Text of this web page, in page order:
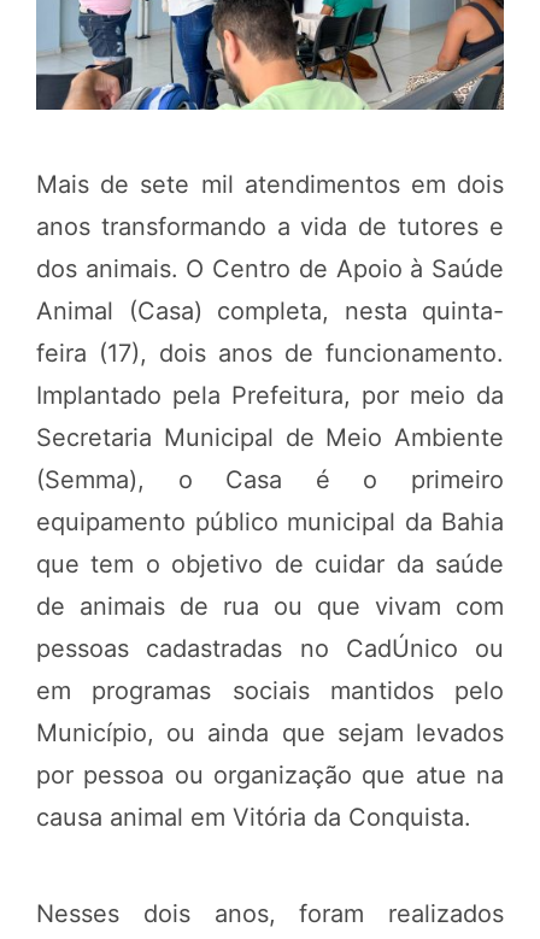
Mais de sete mil atendimentos em dois
anos transformando a vida de tutores e
dos animais. O Centro de Apoio à Saúde
Animal (Casa) completa, nesta quinta-
feira (17), dois anos de funcionamento.
Implantado pela Prefeitura, por meio da
Secretaria Municipal de Meio Ambiente
(Semma), o Casa é o primeiro
equipamento público municipal da Bahia
que tem o objetivo de cuidar da saúde
de animais de rua ou que vivam com
pessoas cadastradas no CadÚnico ou
em programas sociais mantidos pelo
Município, ou ainda que sejam levados
por pessoa ou organização que atue na
causa animal em Vitória da Conquista.
Nesses dois anos, foram realizados